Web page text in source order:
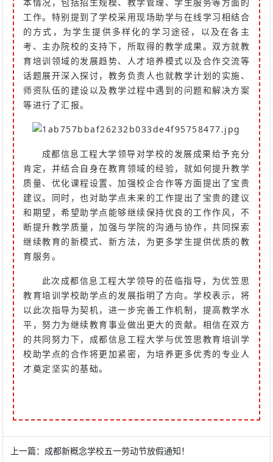
工作。特别提到了学校采用现场助学与在线学习相结合
的方式，为学生提供多样化的学习途径，以及在各主
考、主办院校的支持下，所取得的教学成果。双方就教
育培训领域的发展趋势、人才培养模式以及合作交流等
话题展开深入探讨，教务负责人也就教学计划的实施、
师资队伍的建设以及教学过程中遇到的问题和解决方案
等进行了汇报。
成都信息工程大学领导对学校的发展成果给予充分
肯定，并结合自身在教育领域的经验，就如何提升教学
质量、优化课程设置、加强校企合作等方面提出了宝贵
建议。同时，也对助学点未来的工作提出了宝贵的建议
和期望，希望助学点能够继续保持优良的工作作风，不
断提升教学质量，加强与学院的沟通与协作，共同探索
继续教育的新模式、新方法，为更多学生提供优质的教
育服务。
此次成都信息工程大学领导的莅临指导，为优笠思
教育培训学校助学点的发展指明了方向。学校表示，将
以此次指导为契机，进一步完善工作机制，提高教学水
平，努力为继续教育事业做出更大的贡献。相信在双方
的共同努力下，成都信息工程大学与优笠思教育培训学
校助学点的合作将更加紧密，为培养更多优秀的专业人
才奠定坚实的基础。
上一篇： 成都新概念学校五一劳动节放假通知！